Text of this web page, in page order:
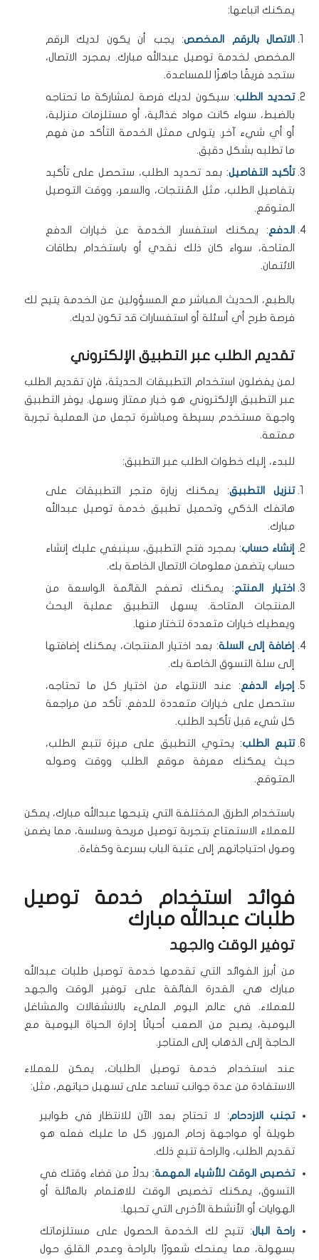
يمكنك اتباعها:
الاتصال بالرقم المخصص: يجب أن يكون لديك الرقم
المخصص لخدمة توصيل عبدالله مبارك. بمجرد الاتصال،
ستجد فريقًا جاهزًا للمساعدة.
تحديد الطلب: سيكون لديك فرصة لمشاركة ما تحتاجه
بالضبط، سواء كانت مواد غذائية، أو مستلزمات منزلية،
أو أي شيء آخر. يتولى ممثل الخدمة التأكد من فهم
ما تطلبه بشكل دقيق.
تأكيد التفاصيل: بعد تحديد الطلب، ستحصل على تأكيد
بتفاصيل الطلب، مثل المُنتجات، والسعر، ووقت التوصيل
المتوقع.
الدفع: يمكنك استفسار الخدمة عن خيارات الدفع
المتاحة، سواء كان ذلك نقدي أو باستخدام بطاقات
الائتمان.
بالطبع، الحديث المباشر مع المسؤولين عن الخدمة يتيح لك
فرصة طرح أي أسئلة أو استفسارات قد تكون لديك.
تقديم الطلب عبر التطبيق الإلكتروني
لمن يفضلون استخدام التطبيقات الحديثة، فإن تقديم الطلب
عبر التطبيق الإلكتروني هو خيار ممتاز وسهل. يوفر التطبيق
واجهة مستخدم بسيطة ومباشرة تجعل من العملية تجربة
ممتعة.
للبدء، إليك خطوات الطلب عبر التطبيق:
تنزيل التطبيق: يمكنك زيارة متجر التطبيقات على
هاتفك الذكي وتحميل تطبيق خدمة توصيل عبدالله
مبارك.
إنشاء حساب: بمجرد فتح التطبيق، سينبغي عليك إنشاء
حساب يتضمن معلومات الاتصال الخاصة بك.
اختيار المنتج: يمكنك تصفح القائمة الواسعة من
المنتجات المتاحة. يسهل التطبيق عملية البحث
ويعطيك خيارات متعددة لتختار منها.
إضافة إلى السلة: بعد اختيار المنتجات، يمكنك إضافتها
إلى سلة التسوق الخاصة بك.
إجراء الدفع: عند الانتهاء من اختيار كل ما تحتاجه،
ستحصل على خيارات متعددة للدفع. تأكد من مراجعة
كل شيء قبل تأكيد الطلب.
تتبع الطلب: يحتوي التطبيق على ميزة تتبع الطلب،
حيث يمكنك معرفة موقع الطلب ووقت وصوله
المتوقع.
باستخدام الطرق المختلفة التي يتيحها عبدالله مبارك، يمكن
للعملاء الاستمتاع بتجربة توصيل مريحة وسلسة، مما يضمن
وصول احتياجاتهم إلى عتبة الباب بسرعة وكفاءة.
فوائد استخدام خدمة توصيل
طلبات عبدالله مبارك
توفير الوقت والجهد
من أبرز الفوائد التي تقدمها خدمة توصيل طلبات عبدالله
مبارك هي القدرة الفائقة على توفير الوقت والجهد
للعملاء. في عالم اليوم المليء بالانشغالات والمشاغل
اليومية، يصبح من الصعب أحيانًا إدارة الحياة اليومية مع
الحاجة إلى الذهاب إلى المتاجر.
عند استخدام خدمة توصيل الطلبات، يمكن للعملاء
الاستفادة من عدة جوانب تساعد على تسهيل حياتهم، مثل:
تجنب الازدحام: لا تحتاج بعد الآن للانتظار في طوابير
طويلة أو مواجهة زحام المرور. كل ما عليك فعله هو
تقديم الطلب، والراحة تتبع ذلك.
تخصيص الوقت للأشياء المهمة: بدلاً من قضاء وقتك في
التسوق، يمكنك تخصيص الوقت للاهتمام بالعائلة أو
الهوايات أو الأنشطة الأخرى التي تحبها.
راحة البال: تتيح لك الخدمة الحصول على مستلزماتك
بسهولة، مما يمنحك شعورًا بالراحة وعدم القلق حول